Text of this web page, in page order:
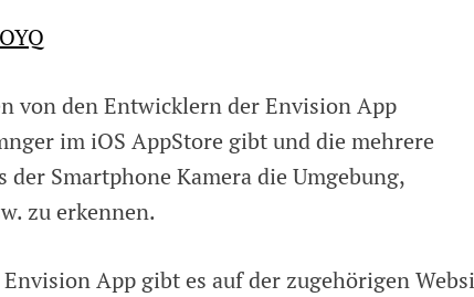
von den Entwicklern der Envision App
im iOS AppStore gibt und die mehrere
Smartphone Kamera die Umgebung,
zu erkennen.
App gibt es auf der zugehörigen